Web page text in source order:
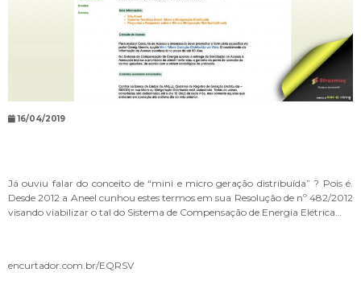
16/04/2019
Já ouviu falar do conceito de “mini e micro geração distribuída” ? Pois é.
Desde 2012 a Aneel cunhou estes termos em sua Resolução de nº 482/2012
visando viabilizar o tal do Sistema de Compensação de Energia Elétrica…
encurtador.com.br/EQRSV